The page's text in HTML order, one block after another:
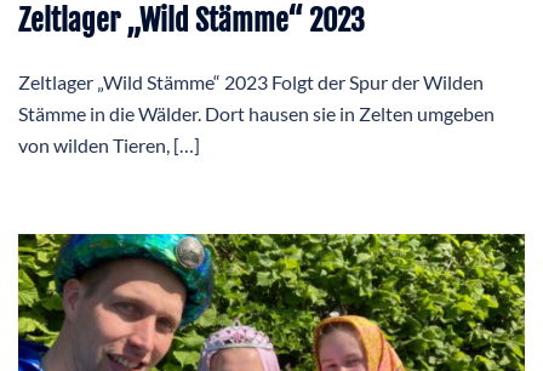
Zeltlager „Wild Stämme“ 2023
Zeltlager „Wild Stämme“ 2023 Folgt der Spur der Wilden
Stämme in die Wälder. Dort hausen sie in Zelten umgeben
von wilden Tieren, […]